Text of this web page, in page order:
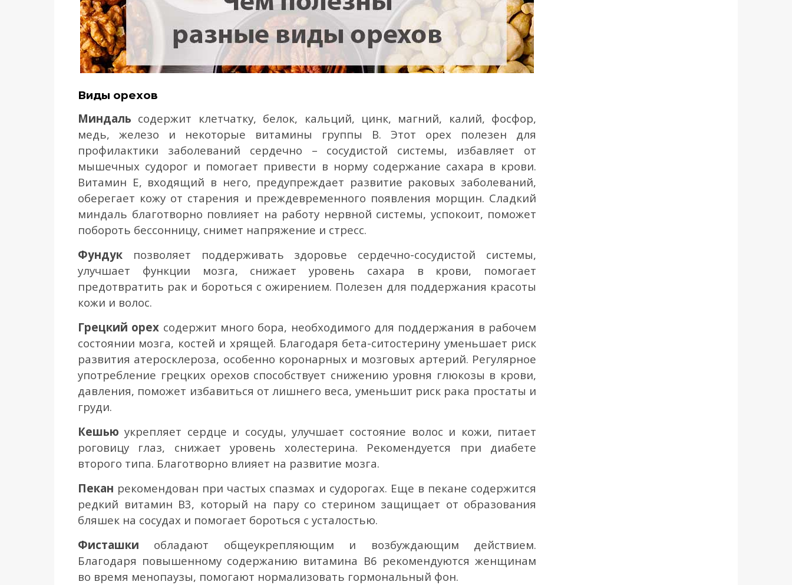
Виды орехов
Миндаль содержит клетчатку, белок, кальций, цинк, магний, калий, фосфор,
медь, железо и некоторые витамины группы B. Этот орех полезен для
профилактики заболеваний сердечно – сосудистой системы, избавляет от
мышечных судорог и помогает привести в норму содержание сахара в крови.
Витамин Е, входящий в него, предупреждает развитие раковых заболеваний,
оберегает кожу от старения и преждевременного появления морщин. Сладкий
миндаль благотворно повлияет на работу нервной системы, успокоит, поможет
побороть бессонницу, снимет напряжение и стресс.
Фундук позволяет поддерживать здоровье сердечно-сосудистой системы,
улучшает функции мозга, снижает уровень сахара в крови, помогает
предотвратить рак и бороться с ожирением. Полезен для поддержания красоты
кожи и волос.
Грецкий орех содержит много бора, необходимого для поддержания в рабочем
состоянии мозга, костей и хрящей. Благодаря бета-ситостерину уменьшает риск
развития атеросклероза, особенно коронарных и мозговых артерий. Регулярное
употребление грецких орехов способствует снижению уровня глюкозы в крови,
давления, поможет избавиться от лишнего веса, уменьшит риск рака простаты и
груди.
Кешью укрепляет сердце и сосуды, улучшает состояние волос и кожи, питает
роговицу глаз, снижает уровень холестерина. Рекомендуется при диабете
второго типа. Благотворно влияет на развитие мозга.
Пекан рекомендован при частых спазмах и судорогах. Еще в пекане содержится
редкий витамин В3, который на пару со стерином защищает от образования
бляшек на сосудах и помогает бороться с усталостью.
Фисташки
обладают общеукрепляющим и возбуждающим действием.
Благодаря повышенному содержанию витамина В6 рекомендуются женщинам
во время менопаузы, помогают нормализовать гормональный фон.